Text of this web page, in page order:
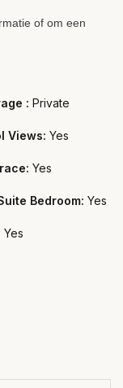
of om een
: Private
Views: Yes
Yes
Bedroom: Yes
Yes